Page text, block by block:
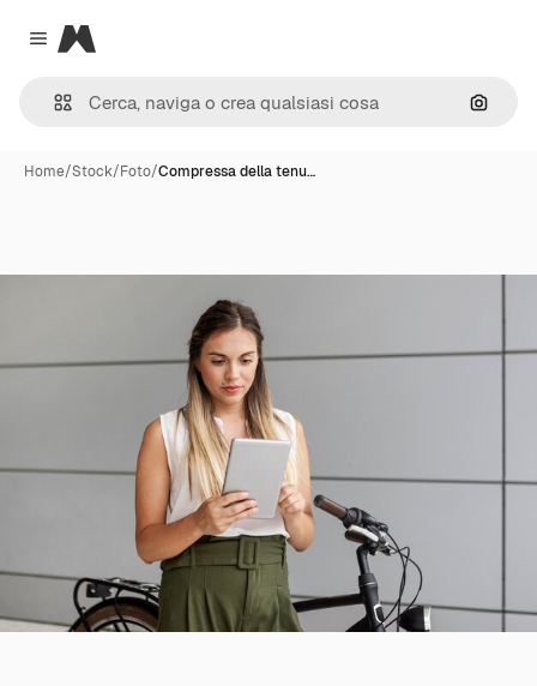
Close menu
Magnific
Cerca
Home/Stock/Foto/Compressa della tenu…